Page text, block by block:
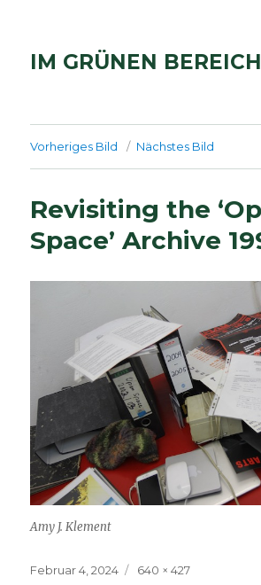
IM GRÜNEN BEREICH
Vorheriges Bild Nächstes Bild
Revisiting the
Space’ Archive
Amy J. Klement
Veröffentlicht
Februar 4, 2024
Volle
640 × 427